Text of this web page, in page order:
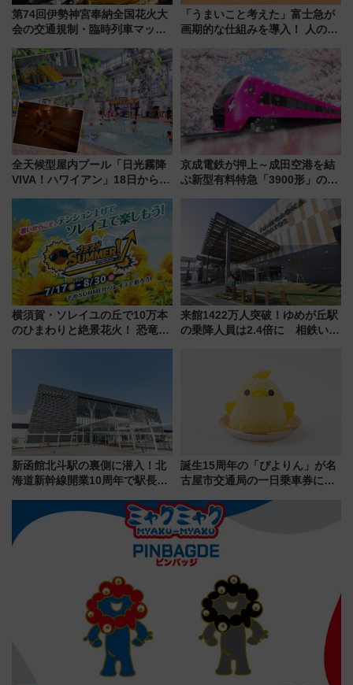
第74回伊勢神宮奉納全国花火大
会の交通規制・臨時列車マッ
セス
「うまいこと考えた」富士急が
画期的な仕組みを導入！ 人のか
ん」始動
全天候型屋内プール「日光霧降
VIVA！ハワイアン」18日から営
ァミリーから大人まで幅広い世
代が一日中楽しる夏のリゾート
を楽しんで
京成電鉄が押上～成田空港を結
ぶ新型有料特急「3900形」のコ
横須賀・ソレイユの丘で10万本
のひまわりと絶景花火！ 恐竜や
来館1422万人突破！ゆめが丘駅
の乗降人員は2.4倍に 相鉄いず
新函館北斗駅の裏側に潜入！北
海道新幹線開業10周年で駅長
ト 参加方法や体験内容を紹介
誕生15周年の「ぴよりん」が名
古屋市交通局の一日乗車券に！
定1万5000枚】